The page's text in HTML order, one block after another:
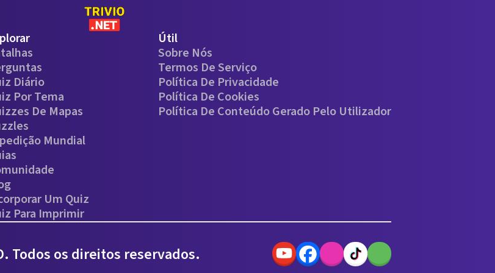
Diário
Por Tema
De Mapas
Mundial
Um Quiz
Para Imprimir
Útil
Sobre Nós
Termos De Serviço
Política De Privacidade
Política De Cookies
Política De Conteúdo Gerado Pelo Utilizador
Todos os direitos reservados.